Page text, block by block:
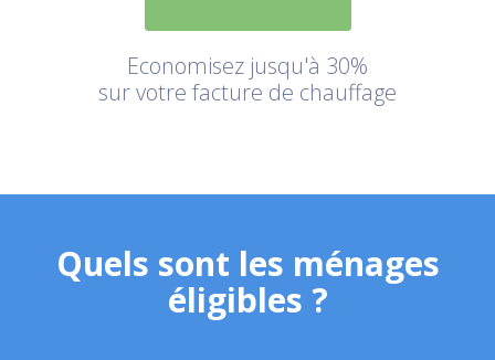
Economisez jusqu'à 30%
sur votre facture de chauffage
Quels sont les ménages
éligibles ?